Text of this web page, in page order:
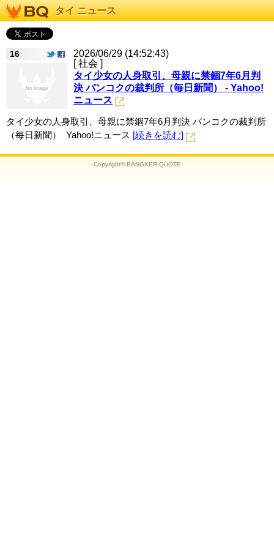
タイ ニュース
16
2026/06/29 (14:52:43)
[ 社会 ]
タイ少女の人身取引、母親に禁錮7年6月判
決 バンコクの裁判所（毎日新聞） - Yahoo!
ニュース
タイ少女の人身取引、母親に禁錮7年6月判決 バンコクの裁判所
（毎日新聞） Yahoo!ニュース [続きを読む]
Copyright© BANGKER QUOTE